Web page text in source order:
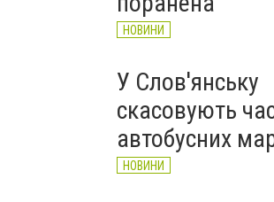
НОВИНИ
У Слов'янську
скасовують
автобусних
НОВИНИ